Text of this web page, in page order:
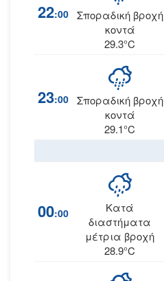
22:00 Σποραδική βροχή
κοντά
29.3°C
23:00 Σποραδική βροχή
κοντά
29.1°C
00:00
Κατά
διαστήματα
μέτρια βροχή
28.9°C